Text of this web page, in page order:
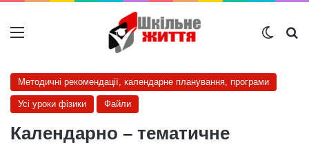
Меню
Методичні рекомендації, календарне планування, програми
Усі уроки фізики Файли
Календарно – тематичне